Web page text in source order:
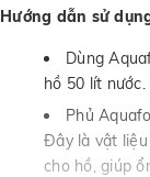
Hướng dẫn sử
Dùng
hồ 50 lít nước.
Phủ
Đây là vật liệu
cho hồ, giúp